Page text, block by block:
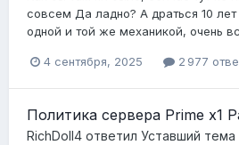
совсем Да ладно? А драться 10
одной и той же механикой, очень
4 сентября, 2025 2 977
Политика сервера Prime x1
RichDoll4 ответил Уставший тема